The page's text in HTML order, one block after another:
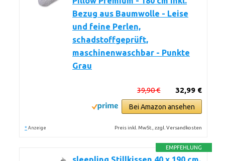
Bezug aus Baumwolle - Leise
und feine Perlen,
schadstoffgeprüft,
maschinenwaschbar - Punkte
Grau
32,99 €
39,90 €
Bei Amazon ansehen
* Anzeige Preis inkl. MwSt., zzgl. Versandkosten
EMPFEHLUNG